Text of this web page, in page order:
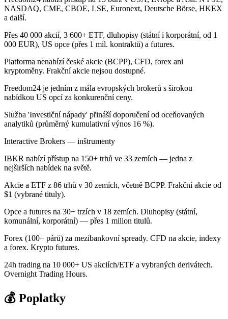
NASDAQ, CME, CBOE, LSE, Euronext, Deutsche Börse, HKEX
a další.
Přes 40 000 akcií, 3 600+ ETF, dluhopisy (státní i korporátní, od 1
000 EUR), US opce (přes 1 mil. kontraktů) a futures.
Platforma nenabízí české akcie (BCPP), CFD, forex ani
kryptoměny. Frakční akcie nejsou dostupné.
Freedom24 je jedním z mála evropských brokerů s širokou
nabídkou US opcí za konkurenční ceny.
Služba 'Investiční nápady' přináší doporučení od oceňovaných
analytiků (průměrný kumulativní výnos 16 %).
Interactive Brokers — inštrumenty
IBKR nabízí přístup na 150+ trhů ve 33 zemích — jedna z
nejširších nabídek na světě.
Akcie a ETF z 86 trhů v 30 zemích, včetně BCPP. Frakční akcie od
$1 (vybrané tituly).
Opce a futures na 30+ trzích v 18 zemích. Dluhopisy (státní,
komunální, korporátní) — přes 1 milion titulů.
Forex (100+ párů) za mezibankovní spready. CFD na akcie, indexy
a forex. Krypto futures.
24h trading na 10 000+ US akciích/ETF a vybraných derivátech.
Overnight Trading Hours.
💰 Poplatky